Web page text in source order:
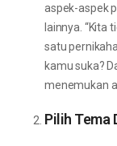
aspek-aspek
lainnya. “Kita
satu
kamu suka?
menemukan
Pilih Tema